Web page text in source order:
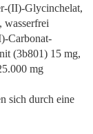
(II)-Glycinchelat,
wasserfrei
Carbonat-
(3b801) 15 mg,
mg
sich durch eine